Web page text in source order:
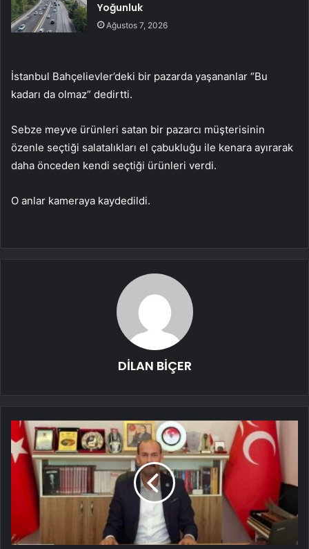
Yoğunluk
Ağustos 7, 2026
İstanbul Bahçelievler’deki bir pazarda yaşananlar “Bu
kadarı da olmaz” dedirtti.
Sebze meyve ürünleri satan bir pazarcı müşterisinin
özenle seçtiği salatalıkları el çabukluğu ile kenara ayırarak
daha önceden kendi seçtiği ürünleri verdi.
O anlar kameraya kaydedildi.
DİLAN BİÇER